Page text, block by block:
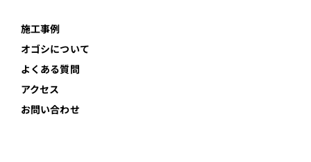
施工事例
オゴシについて
よくある質問
アクセス
お問い合わせ